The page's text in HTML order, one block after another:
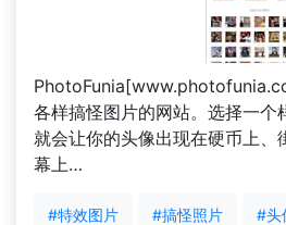
各样搞怪图片的网站。选择一个
就会让你的头像出现在硬币上、
幕上…
#特效图片 #搞怪照片 #头